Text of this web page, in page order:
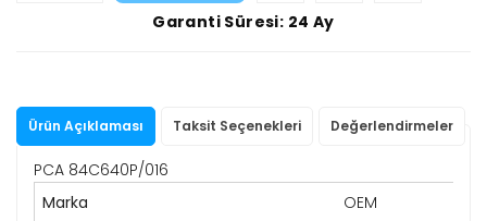
Garanti Süresi: 24 Ay
Ürün Açıklaması Taksit Seçenekleri Değerlendirmeler
PCA 84C640P/016
Marka
OEM